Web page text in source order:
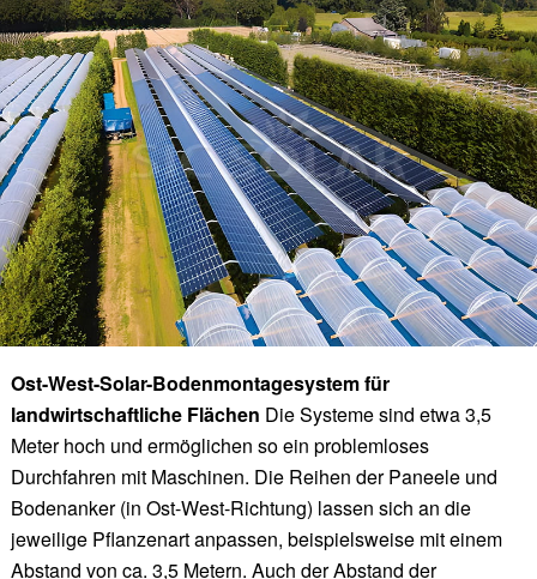
Ost-West-Solar-Bodenmontagesystem für
landwirtschaftliche Flächen Die Systeme sind etwa 3,5
Meter hoch und ermöglichen so ein problemloses
Durchfahren mit Maschinen. Die Reihen der Paneele und
Bodenanker (in Ost-West-Richtung) lassen sich an die
jeweilige Pflanzenart anpassen, beispielsweise mit einem
Abstand von ca. 3,5 Metern. Auch der Abstand der